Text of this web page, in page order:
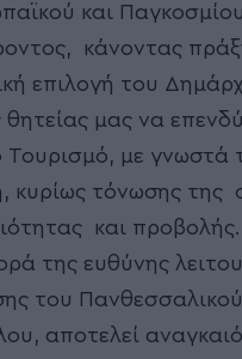
και Παγκοσμίου
κάνοντας
επιλογή του
θητείας μας να
Τουρισμό, με γνωστά
κυρίως τόνωσης της
και προβολής.
της ευθύνης
του
αποτελεί